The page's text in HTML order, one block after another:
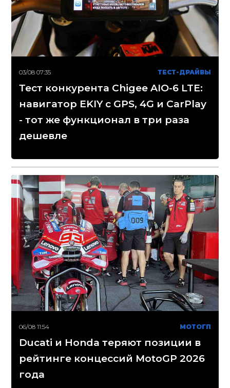
03/08 07:35 ТЕСТ-ДРАЙВЫ
Тест конкурента Chigee AIO-6 LTE:
навигатор EKIY с GPS, 4G и CarPlay
- тот же функционал в три раза
дешевле
06/08 11:54 МОТОГП
Ducati и Honda теряют позиции в
рейтинге концессий MotoGP 2026
года